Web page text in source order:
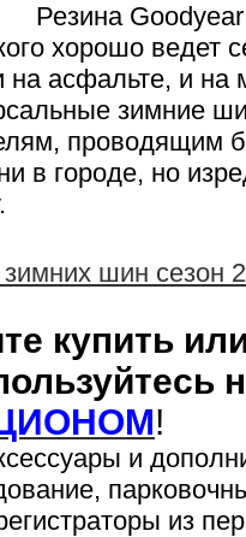
Goodyear
хорошо ведет
на асфальте, и на
зимние
проводящим
в городе, но
шин сезон
купить
!
и
из